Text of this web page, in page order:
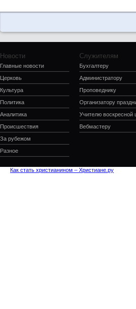
Новости
Главные новости
Церковь
Культура
Политика
Аналитика
Происшествия
За рубежом
Разное
Служителям
Бухгалтеру
Администратору
Проповеднику
Организатору
Учителю воскресной
Вебмастеру
Как стать христианином – Христиане.ру